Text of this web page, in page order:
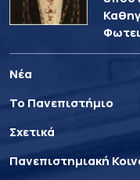
Νέα
Το Πανεπιστήμιο
Σχετικά
Πανεπιστημιακή